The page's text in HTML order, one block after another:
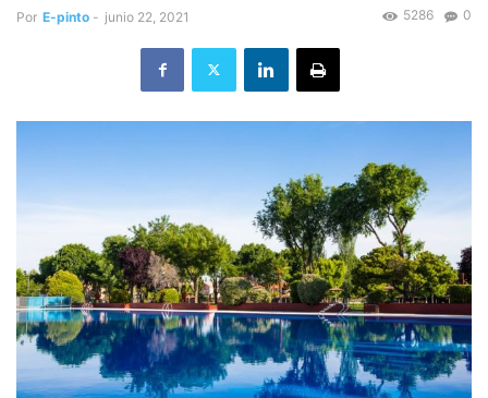
Por E-pinto - junio 22, 2021 0
5286